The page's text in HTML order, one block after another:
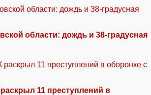
области: дождь и 38-градусная
11 преступлений в